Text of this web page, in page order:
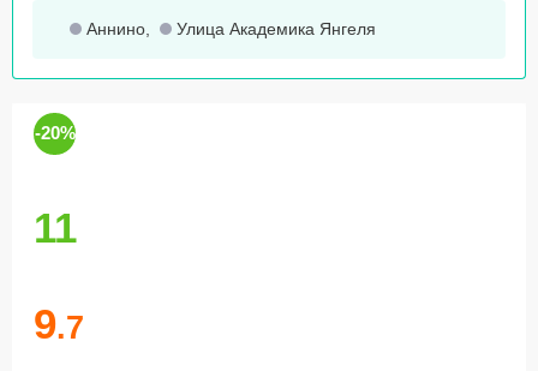
Аннино Улица Академика Янгеля
-20%
11
9.7